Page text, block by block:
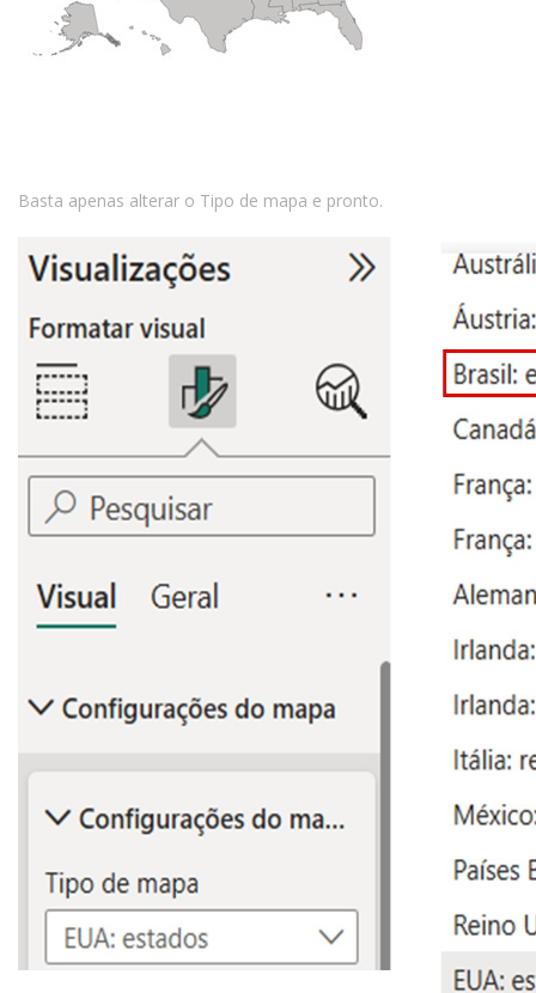
Basta apenas alterar o Tipo de mapa e pronto.